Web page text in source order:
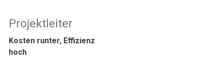
Projektleiter
Kosten runter, Effizienz
hoch